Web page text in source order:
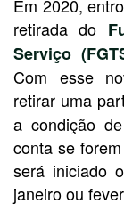
Em 2020,
retirada do
Serviço
Com esse
retirar uma
a condição
conta se
será iniciado
janeiro ou